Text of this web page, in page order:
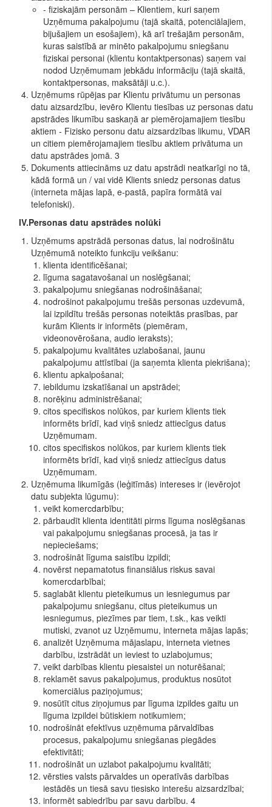
- fiziskajām personām – Klientiem, kuri saņem
Uzņēmuma pakalpojumu (tajā skaitā, potenciālajiem,
bijušajiem un esošajiem), kā arī trešajām personām,
kuras saistībā ar minēto pakalpojumu sniegšanu
fiziskai personai (klientu kontaktpersonas) saņem vai
nodod Uzņēmumam jebkādu informāciju (tajā skaitā,
kontaktpersonas, maksātāji u.c.).
Uzņēmums rūpējas par Klientu privātumu un personas
datu aizsardzību, ievēro Klientu tiesības uz personas datu
apstrādes likumību saskaņā ar piemērojamajiem tiesību
aktiem - Fizisko personu datu aizsardzības likumu, VDAR
un citiem piemērojamajiem tiesību aktiem privātuma un
datu apstrādes jomā. 3
Dokuments attiecināms uz datu apstrādi neatkarīgi no tā,
kādā formā un / vai vidē Klients sniedz personas datus
(interneta mājas lapā, e-pastā, papīra formātā vai
telefoniski).
IV.Personas datu apstrādes nolūki
Uzņēmums apstrādā personas datus, lai nodrošinātu
Uzņēmumā noteikto funkciju veikšanu:
klienta identificēšanai;
līguma sagatavošanai un noslēgšanai;
pakalpojumu sniegšanas nodrošināšanai;
nodrošinot pakalpojumu trešās personas uzdevumā,
lai izpildītu trešās personas noteiktās prasības, par
kurām Klients ir informēts (piemēram,
videonovērošana, audio ieraksts);
pakalpojumu kvalitātes uzlabošanai, jaunu
pakalpojumu attīstībai (ja saņemta klienta piekrišana);
klientu apkalpošanai;
iebildumu izskatīšanai un apstrādei;
norēķinu administrēšanai;
citos specifiskos nolūkos, par kuriem klients tiek
informēts brīdī, kad viņš sniedz attiecīgus datus
Uzņēmumam.
citos specifiskos nolūkos, par kuriem klients tiek
informēts brīdī, kad viņš sniedz attiecīgus datus
Uzņēmumam.
Uzņēmuma likumīgās (leģitīmās) intereses ir (ievērojot
datu subjekta lūgumu):
veikt komercdarbību;
pārbaudīt klienta identitāti pirms līguma noslēgšanas
vai pakalpojumu sniegšanas procesā, ja tas ir
nepieciešams;
nodrošināt līguma saistību izpildi;
novērst nepamatotus finansiālus riskus savai
komercdarbībai;
saglabāt klientu pieteikumus un iesniegumus par
pakalpojumu sniegšanu, citus pieteikumus un
iesniegumus, piezīmes par tiem, t.sk., kas veikti
mutiski, zvanot uz Uzņēmumu, interneta mājas lapās;
analizēt Uzņēmuma mājaslapu, interneta vietnes
darbību, izstrādāt un ieviest to uzlabojumus;
veikt darbības klientu piesaistei un noturēšanai;
reklamēt savus pakalpojumus, produktus nosūtot
komerciālus paziņojumus;
nosūtīt citus ziņojumus par līguma izpildes gaitu un
līguma izpildei būtiskiem notikumiem;
nodrošināt efektīvus uzņēmuma pārvaldības
procesus, pakalpojumu sniegšanas piegādes
efektivitāti;
nodrošināt un uzlabot pakalpojumu kvalitāti;
vērsties valsts pārvaldes un operatīvās darbības
iestādēs un tiesā savu tiesisko interešu aizsardzībai;
informēt sabiedrību par savu darbību. 4